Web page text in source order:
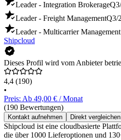
Leader - Integration Brokerage
Leader - Freight ManagementQ3/
Leader - Multicarrier
Shipcloud
Dieses Profil wird vom Anbieter
4,4 (190)
•
Preis: Ab 49,00 € / Monat
(190 Bewertungen)
Kontakt aufnehmen Direkt vergleichen
Shipcloud ist eine cloudbasierte
die über 1000 Lieferoptionen und